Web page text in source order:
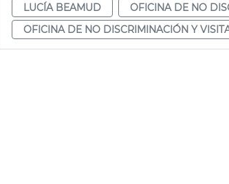
LUCÍA BEAMUD
OFICINA DE NO
OFICINA DE NO DISCRIMINACIÓN Y